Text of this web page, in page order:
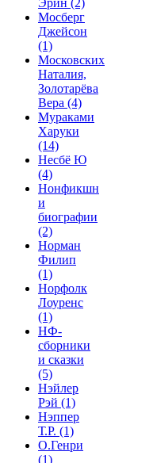
Эрин (2)
Мосберг
Джейсон
(1)
Московских
Наталия,
Золотарёва
Вера (4)
Мураками
Харуки
(14)
Несбё Ю
(4)
Нонфикшн
и
биографии
(2)
Норман
Филип
(1)
Норфолк
Лоуренс
(1)
НФ-
сборники
и сказки
(5)
Нэйлер
Рэй (1)
Нэппер
Т.Р. (1)
О.Генри
(1)